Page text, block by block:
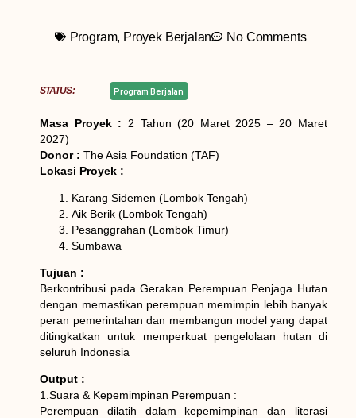
Program, Proyek Berjalan No Comments
STATUS: Program Berjalan
Masa Proyek : 2 Tahun (20 Maret 2025 – 20 Maret
2027)
Donor :The Asia Foundation (TAF)
Lokasi Proyek :
Karang Sidemen (Lombok Tengah)
Aik Berik (Lombok Tengah)
Pesanggrahan (Lombok Timur)
Sumbawa
Tujuan :
Berkontribusi pada Gerakan Perempuan Penjaga Hutan
dengan memastikan perempuan memimpin lebih banyak
peran pemerintahan dan membangun model yang dapat
ditingkatkan untuk memperkuat pengelolaan hutan di
seluruh Indonesia
Output :
1.Suara & Kepemimpinan Perempuan :
Perempuan dilatih dalam kepemimpinan dan literasi